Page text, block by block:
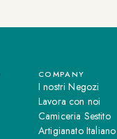
COMPANY
I nostri Negozi
Lavora con noi
Camiceria Sestito
Artigianato Italiano